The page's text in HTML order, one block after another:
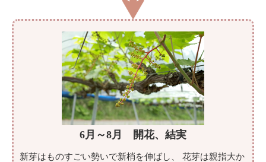
6月～8月 開花、結実
新芽はものすごい勢いで新梢を伸ばし、 花芽は親指大か